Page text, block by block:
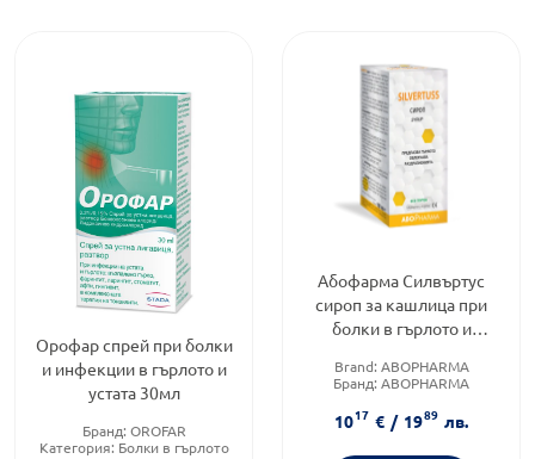
Орофар спрей при болки
и инфекции в гърлото и
устата 30мл
Бранд: OROFAR
Категория: Болки в гърлото
Абофарма Силвъртус
сироп за кашлица при
болки в гърлото и
Brand: ABOPHARMA
Бранд: ABOPHARMA
1017 € / 1989 лв.